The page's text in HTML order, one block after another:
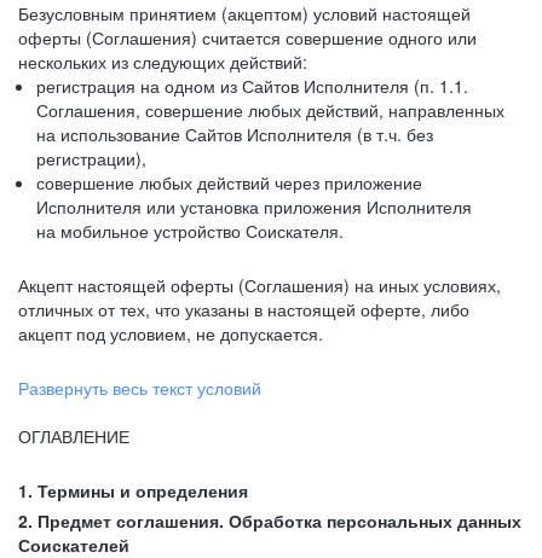
Безусловным принятием (акцептом) условий настоящей
оферты (Соглашения) считается совершение одного или
нескольких из следующих действий:
регистрация на одном из Сайтов Исполнителя (п. 1.1.
Соглашения, совершение любых действий, направленных
на использование Сайтов Исполнителя (в т.ч. без
регистрации),
совершение любых действий через приложение
Исполнителя или установка приложения Исполнителя
на мобильное устройство Соискателя.
Акцепт настоящей оферты (Соглашения) на иных условиях,
отличных от тех, что указаны в настоящей оферте, либо
акцепт под условием, не допускается.
Развернуть весь текст условий
ОГЛАВЛЕНИЕ
1. Термины и определения
2. Предмет соглашения. Обработка персональных данных
Соискателей